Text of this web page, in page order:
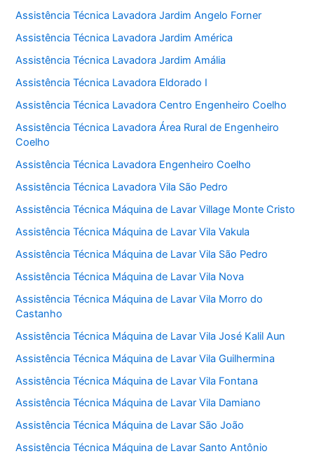
Assistência Técnica Lavadora Jardim Angelo Forner
Assistência Técnica Lavadora Jardim América
Assistência Técnica Lavadora Jardim Amália
Assistência Técnica Lavadora Eldorado I
Assistência Técnica Lavadora Centro Engenheiro Coelho
Assistência Técnica Lavadora Área Rural de Engenheiro
Coelho
Assistência Técnica Lavadora Engenheiro Coelho
Assistência Técnica Lavadora Vila São Pedro
Assistência Técnica Máquina de Lavar Village Monte Cristo
Assistência Técnica Máquina de Lavar Vila Vakula
Assistência Técnica Máquina de Lavar Vila São Pedro
Assistência Técnica Máquina de Lavar Vila Nova
Assistência Técnica Máquina de Lavar Vila Morro do
Castanho
Assistência Técnica Máquina de Lavar Vila José Kalil Aun
Assistência Técnica Máquina de Lavar Vila Guilhermina
Assistência Técnica Máquina de Lavar Vila Fontana
Assistência Técnica Máquina de Lavar Vila Damiano
Assistência Técnica Máquina de Lavar São João
Assistência Técnica Máquina de Lavar Santo Antônio